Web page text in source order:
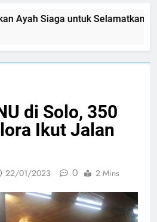
Ayah Siaga untuk Selamatkan Ibu
di Solo, 350
Ikut Jalan
22/01/2023 0 2 Mins